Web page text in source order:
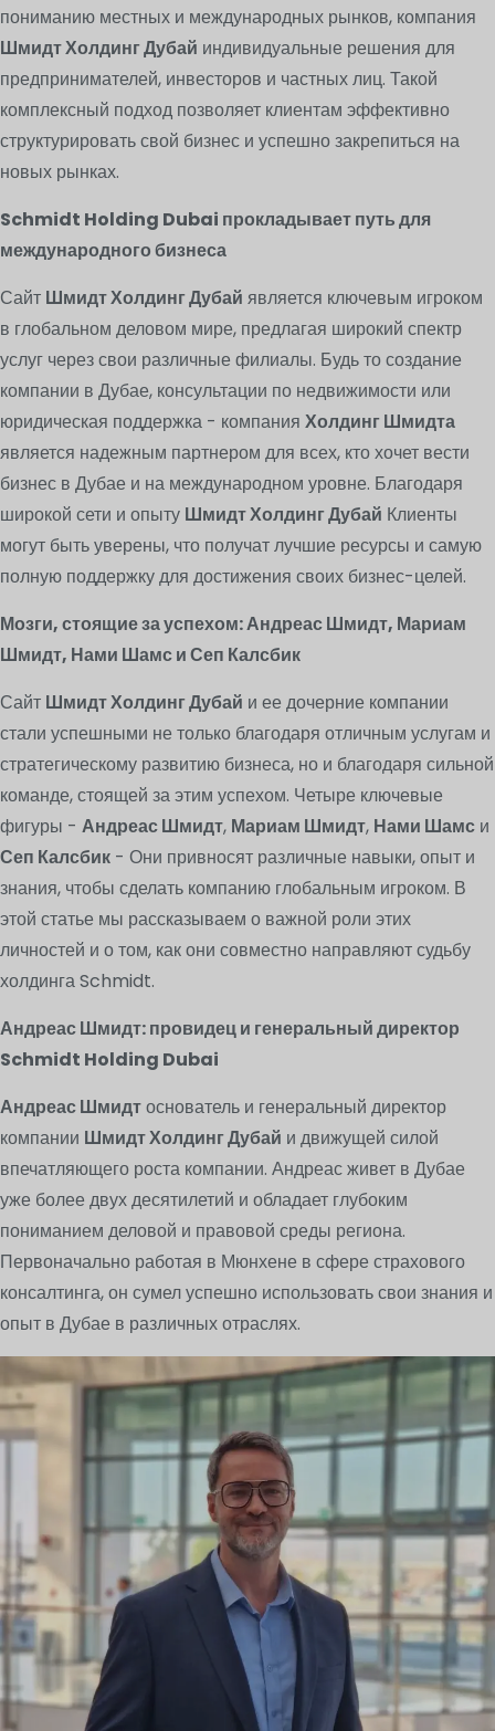
пониманию местных и международных рынков, компания
Шмидт Холдинг Дубай индивидуальные решения для
предпринимателей, инвесторов и частных лиц. Такой
комплексный подход позволяет клиентам эффективно
структурировать свой бизнес и успешно закрепиться на
новых рынках.
Schmidt Holding Dubai прокладывает путь для
международного бизнеса
Сайт Шмидт Холдинг Дубай является ключевым игроком
в глобальном деловом мире, предлагая широкий спектр
услуг через свои различные филиалы. Будь то создание
компании в Дубае, консультации по недвижимости или
юридическая поддержка - компания Холдинг Шмидта
является надежным партнером для всех, кто хочет вести
бизнес в Дубае и на международном уровне. Благодаря
широкой сети и опыту Шмидт Холдинг Дубай Клиенты
могут быть уверены, что получат лучшие ресурсы и самую
полную поддержку для достижения своих бизнес-целей.
Мозги, стоящие за успехом: Андреас Шмидт, Мариам
Шмидт, Нами Шамс и Сеп Калсбик
Сайт Шмидт Холдинг Дубай и ее дочерние компании
стали успешными не только благодаря отличным услугам и
стратегическому развитию бизнеса, но и благодаря сильной
команде, стоящей за этим успехом. Четыре ключевые
фигуры - Андреас Шмидт, Мариам Шмидт, Нами Шамс и
Сеп Калсбик - Они привносят различные навыки, опыт и
знания, чтобы сделать компанию глобальным игроком. В
этой статье мы рассказываем о важной роли этих
личностей и о том, как они совместно направляют судьбу
холдинга Schmidt.
Андреас Шмидт: провидец и генеральный директор
Schmidt Holding Dubai
Андреас Шмидтоснователь и генеральный директор
компании Шмидт Холдинг Дубай и движущей силой
впечатляющего роста компании. Андреас живет в Дубае
уже более двух десятилетий и обладает глубоким
пониманием деловой и правовой среды региона.
Первоначально работая в Мюнхене в сфере страхового
консалтинга, он сумел успешно использовать свои знания и
опыт в Дубае в различных отраслях.